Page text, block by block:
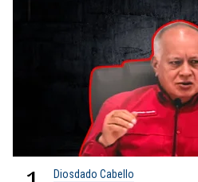
Diosdado Cabello